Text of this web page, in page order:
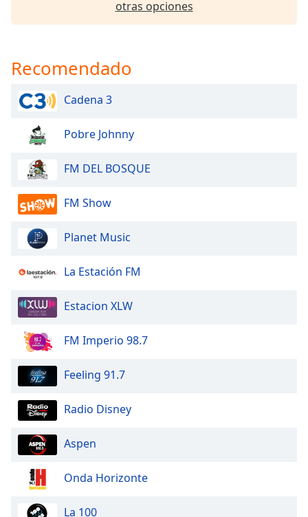
the
Text
Color
Opacity
Background
Color
Opacity
Caption
Area
Background
Opacity
Font
Size
Text
otras opciones
Recomendado
Cadena 3
Pobre Johnny
FM DEL BOSQUE
FM Show
Planet Music
La Estación FM
Estacion XLW
FM Imperio 98.7
Feeling 91.7
Radio Disney
Aspen
Onda Horizonte
La 100